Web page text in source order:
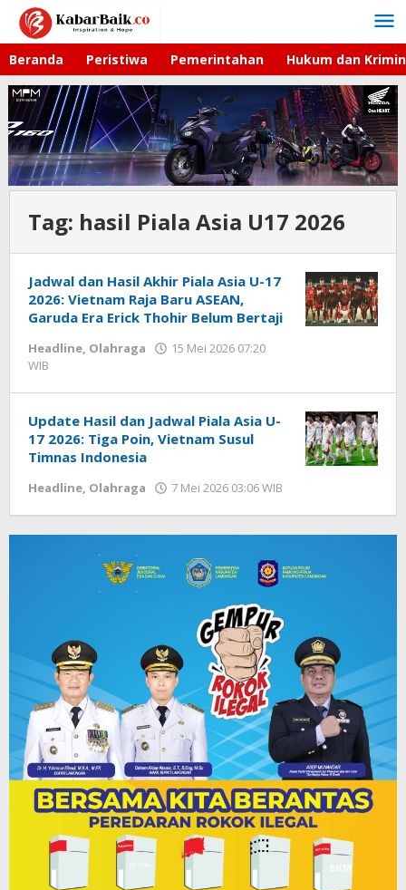
Lewati
konten
Beranda Peristiwa Pemerintahan Hukum dan
Tag: hasil Piala Asia U17 2026
Jadwal dan Hasil Akhir Piala Asia U-17
2026: Vietnam Raja Baru ASEAN,
Garuda Era Erick Thohir Belum Bertaji
Headline, Olahraga
15 Mei 2026 07:20
WIB
Update Hasil dan Jadwal Piala Asia U-
17 2026: Tiga Poin, Vietnam Susul
Timnas Indonesia
Headline, Olahraga 7 Mei 2026 03:06 WIB